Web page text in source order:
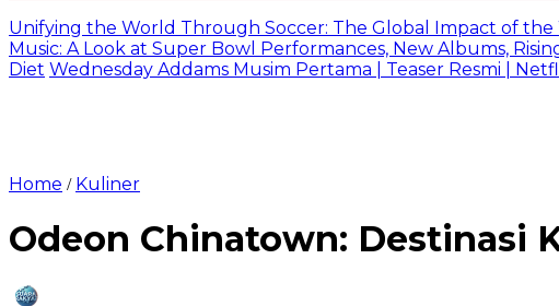
Unifying the World Through Soccer: The Global Impact of the
Music: A Look at Super Bowl Performances, New Albums,
Diet Wednesday Addams Musim Pertama | Teaser Resmi |
Home / Kuliner
Odeon Chinatown: Destinasi